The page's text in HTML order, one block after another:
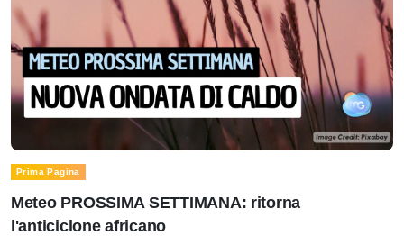
Prima Pagina
Meteo PROSSIMA SETTIMANA: ritorna
l'anticiclone africano